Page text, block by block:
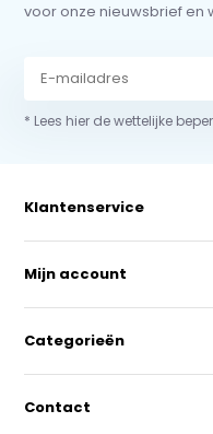
voor onze nieuwsbrief en
* Lees hier de wettelijke
Klantenservice
Mijn account
Categorieën
Contact